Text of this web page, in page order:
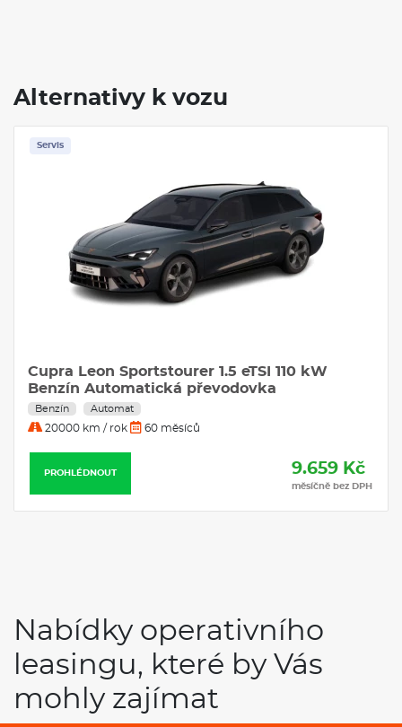
Alternativy k vozu
Servis
Cupra Leon Sportstourer 1.5 eTSI 110 kW
Benzín Automatická převodovka
Benzín Automat
20000 km / rok 60 měsíců
PROHLÉDNOUT 9.659 Kč
měsíčně bez DPH
Nabídky operativního
leasingu, které by Vás
mohly zajímat